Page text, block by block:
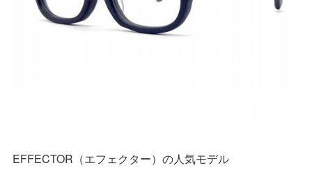
EFFECTOR（エフェクター）の人気モデル